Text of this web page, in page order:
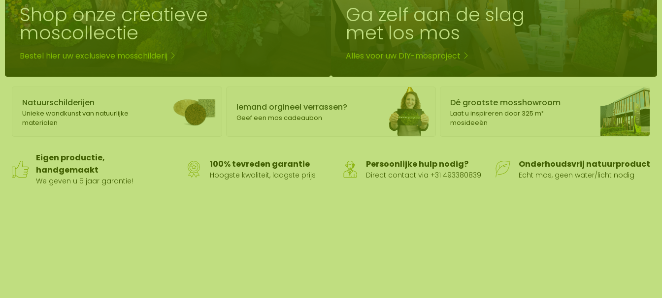
Mos spiegel
Mobiele moswand
Shop onze creatieve
moscollectie
Bestel hier uw exclusieve mosschilderij
Ga zelf aan de slag
met los mos
Alles voor uw DIY-mosproject
Natuurschilderijen
Unieke wandkunst van natuurlijke
materialen
Iemand orgineel verrassen?
Geef een mos cadeaubon
Dé grootste mosshowroom
Laat u inspireren door 325 m²
mosideeën
Eigen productie,
handgemaakt
We geven u 5 jaar garantie!
100% tevreden garantie
Hoogste kwaliteit, laagste prijs
Persoonlijke hulp nodig?
Direct contact via +31 493380839
Onderhoudsvrij natuurproduct
Echt mos, geen water/licht nodig